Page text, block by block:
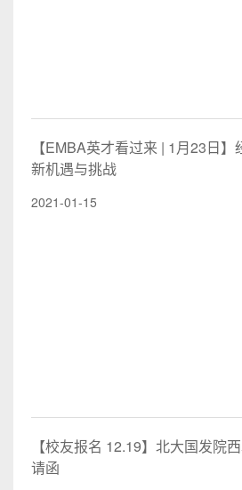
【EMBA英才看过来 | 1月23日
新机遇与挑战
2021-01-15
【校友报名 12.19】北大国发院
请函